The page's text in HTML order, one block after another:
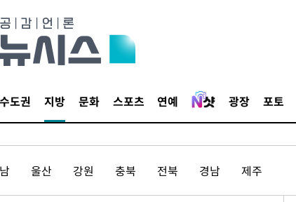
수도권 지방 문화 스포츠 연예 광장 포토
울산 강원 충북 전북 경남 제주